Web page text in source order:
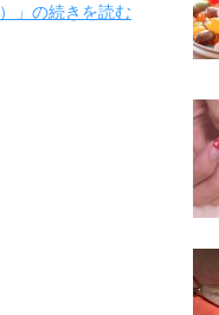
」の続きを読む